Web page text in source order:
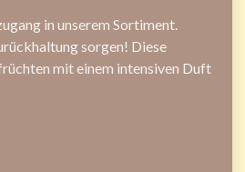
in unserem Sortiment.
sorgen! Diese
mit einem intensiven Duft